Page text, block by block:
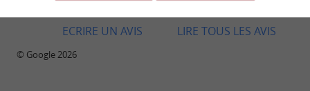
LIRE TOUS LES AVIS
ECRIRE UN AVIS
© Google 2026